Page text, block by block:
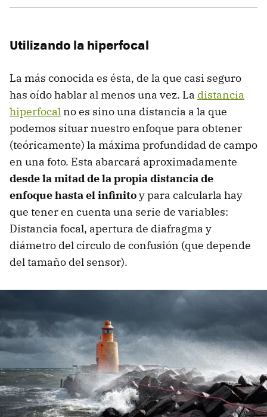
Utilizando la hiperfocal
La más conocida es ésta, de la que casi seguro
has oído hablar al menos una vez. La distancia
hiperfocal no es sino una distancia a la que
podemos situar nuestro enfoque para obtener
(teóricamente) la máxima profundidad de campo
en una foto. Esta abarcará aproximadamente
desde la mitad de la propia distancia de
enfoque hasta el infinitoy para calcularla hay
que tener en cuenta una serie de variables:
Distancia focal, apertura de diafragma y
diámetro del círculo de confusión (que depende
del tamaño del sensor).